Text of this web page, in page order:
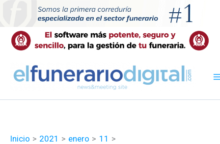
contenido
Inicio 2021 enero
11